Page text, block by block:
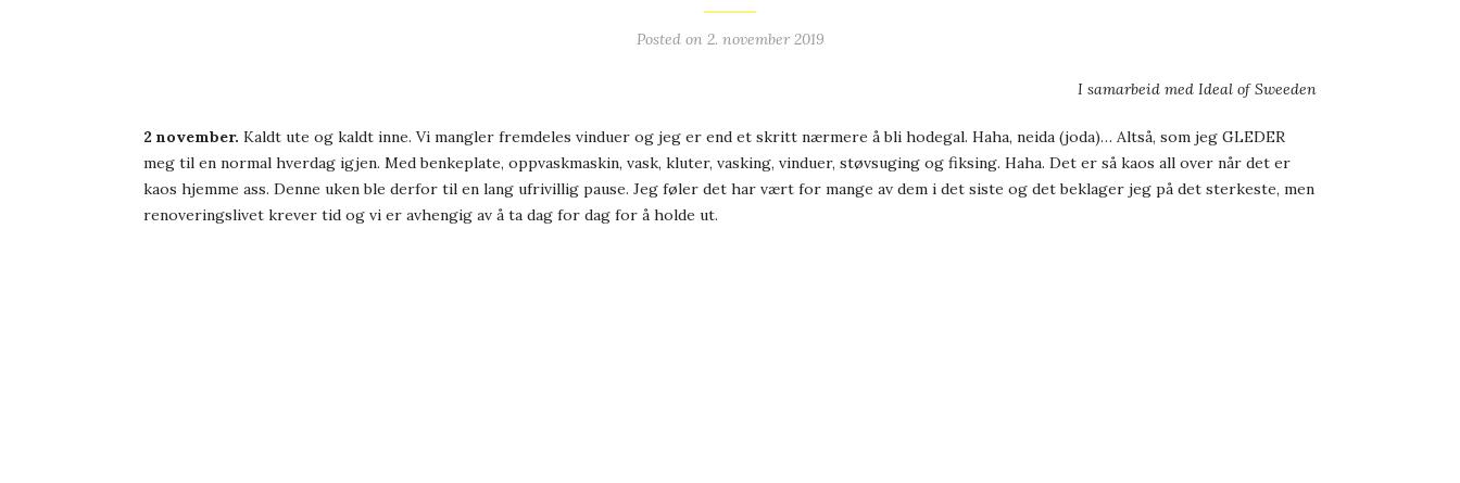
Posted on 2. november 2019
I samarbeid med Ideal of Sweeden
2 november. Kaldt ute og kaldt inne. Vi mangler fremdeles vinduer og jeg er end et skritt nærmere å bli hodegal. Haha, neida (joda)… Altså, som jeg GLEDER
meg til en normal hverdag igjen. Med benkeplate, oppvaskmaskin, vask, kluter, vasking, vinduer, støvsuging og fiksing. Haha. Det er så kaos all over når det er
kaos hjemme ass. Denne uken ble derfor til en lang ufrivillig pause. Jeg føler det har vært for mange av dem i det siste og det beklager jeg på det sterkeste, men
renoveringslivet krever tid og vi er avhengig av å ta dag for dag for å holde ut.